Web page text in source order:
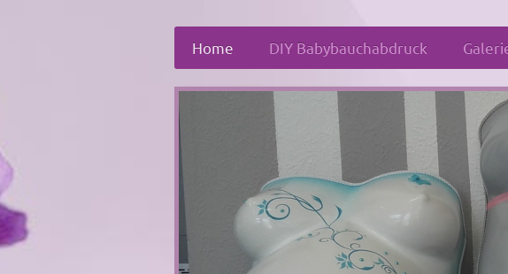
Home DIY Babybauchabdruck